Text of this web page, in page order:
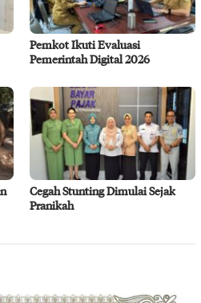
Pemkot Ikuti Evaluasi
Pemerintah Digital 2026
Cegah Stunting Dimulai Sejak
Pranikah